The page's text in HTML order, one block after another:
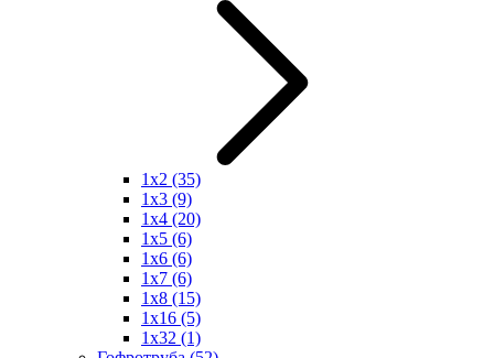
1x2 (35)
1x3 (9)
1x4 (20)
1x5 (6)
1x6 (6)
1x7 (6)
1x8 (15)
1x16 (5)
1x32 (1)